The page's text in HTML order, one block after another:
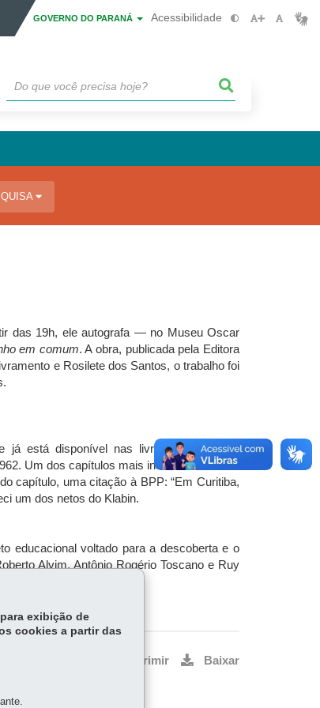
GOVERNO DO PARANÁ Acessibilidade
das 19h, ele autografa — no Museu Oscar
em comum. A obra, publicada pela Editora
e Rosilete dos Santos, o trabalho foi
já está disponível nas livrarias. Publicado
Um dos capítulos mais interessantes tem
capítulo, uma citação à BPP: “Em Curitiba,
um dos netos do Klabin.
educacional voltado para a descoberta e o
Alvim, Antônio Rogério Toscano e Ruy
Imprimir Baixar
exibição de
cookies a partir das